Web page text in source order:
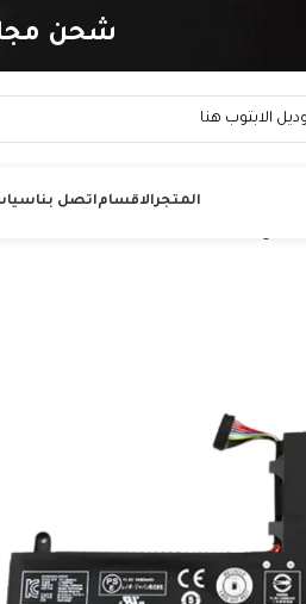
شحن
المتجرالاقساماتصل بنا